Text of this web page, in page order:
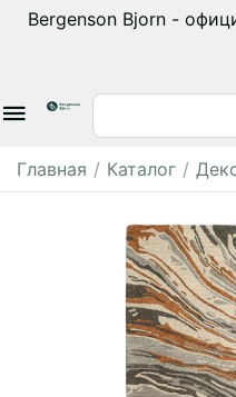
Bergenson Bjorn -
Главная / Каталог /